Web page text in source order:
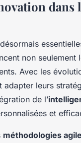
dans
non
Avec les
leurs
de l’
et
méthodologies